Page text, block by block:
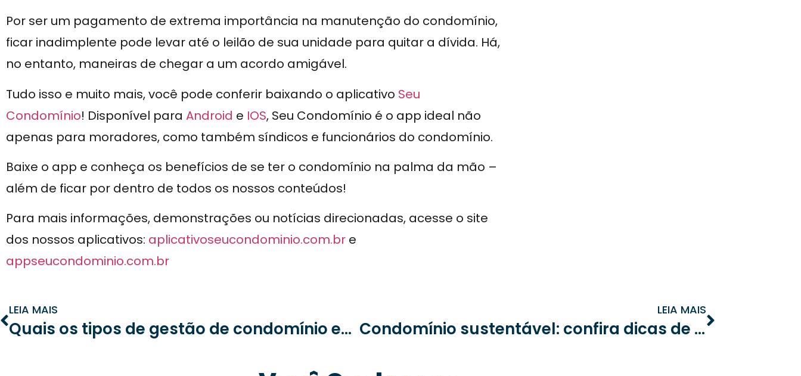
Por ser um pagamento de extrema importância na manutenção do condomínio,
ficar inadimplente pode levar até o leilão de sua unidade para quitar a dívida. Há,
no entanto, maneiras de chegar a um acordo amigável.
Tudo isso e muito mais, você pode conferir baixando o aplicativo Seu
Condomínio! Disponível para Android e IOS, Seu Condomínio é o app ideal não
apenas para moradores, como também síndicos e funcionários do condomínio.
Baixe o app e conheça os benefícios de se ter o condomínio na palma da mão –
além de ficar por dentro de todos os nossos conteúdos!
Para mais informações, demonstrações ou notícias direcionadas, acesse o site
dos nossos aplicativos: aplicativoseucondominio.com.br e
appseucondominio.com.br
LEIA MAIS
Quais os tipos de gestão de condomínio existentes?
LEIA MAIS
Condomínio sustentável: confira dicas de conscientização